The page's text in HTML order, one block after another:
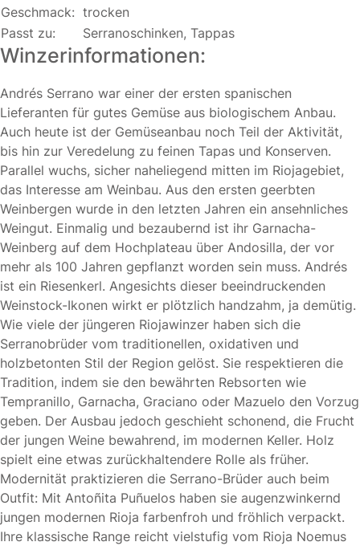
Geschmack: trocken
Passt zu:
Serranoschinken, Tappas
Winzerinformationen:
Andrés Serrano war einer der ersten spanischen
Lieferanten für gutes Gemüse aus biologischem Anbau.
Auch heute ist der Gemüseanbau noch Teil der Aktivität,
bis hin zur Veredelung zu feinen Tapas und Konserven.
Parallel wuchs, sicher naheliegend mitten im Riojagebiet,
das Interesse am Weinbau. Aus den ersten geerbten
Weinbergen wurde in den letzten Jahren ein ansehnliches
Weingut. Einmalig und bezaubernd ist ihr Garnacha-
Weinberg auf dem Hochplateau über Andosilla, der vor
mehr als 100 Jahren gepflanzt worden sein muss. Andrés
ist ein Riesenkerl. Angesichts dieser beeindruckenden
Weinstock-Ikonen wirkt er plötzlich handzahm, ja demütig.
Wie viele der jüngeren Riojawinzer haben sich die
Serranobrüder vom traditionellen, oxidativen und
holzbetonten Stil der Region gelöst. Sie respektieren die
Tradition, indem sie den bewährten Rebsorten wie
Tempranillo, Garnacha, Graciano oder Mazuelo den Vorzug
geben. Der Ausbau jedoch geschieht schonend, die Frucht
der jungen Weine bewahrend, im modernen Keller. Holz
spielt eine etwas zurückhaltendere Rolle als früher.
Modernität praktizieren die Serrano-Brüder auch beim
Outfit: Mit Antoñita Puñuelos haben sie augenzwinkernd
jungen modernen Rioja farbenfroh und fröhlich verpackt.
Ihre klassische Range reicht vielstufig vom Rioja Noemus